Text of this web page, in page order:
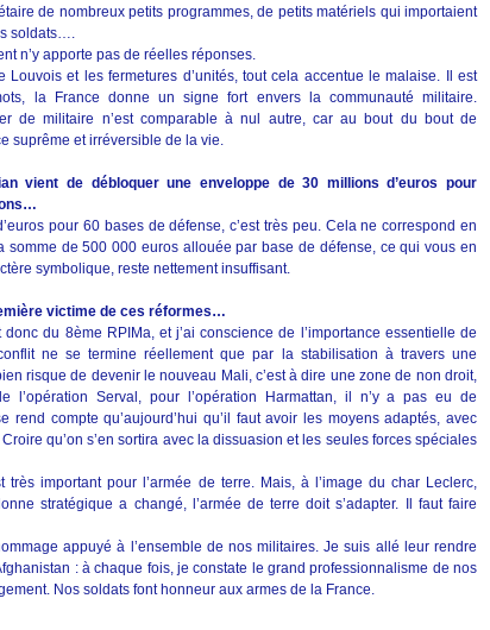
de nombreux petits programmes, de petits matériels qui importaient
soldats….
n’y apporte pas de réelles réponses.
Louvois et les fermetures d’unités, tout cela accentue le malaise. Il est
la France donne un signe fort envers la communauté militaire.
de militaire n’est comparable à nul autre, car au bout du bout de
suprême et irréversible de la vie.
vient de débloquer une enveloppe de 30 millions d’euros pour
pour 60 bases de défense, c’est très peu. Cela ne correspond en
somme de 500 000 euros allouée par base de défense, ce qui vous en
symbolique, reste nettement insuffisant.
victime de ces réformes…
du 8ème RPIMa, et j’ai conscience de l’importance essentielle de
ne se termine réellement que par la stabilisation à travers une
risque de devenir le nouveau Mali, c’est à dire une zone de non droit,
l’opération Serval, pour l’opération Harmattan, il n’y a pas eu de
rend compte qu’aujourd’hui qu’il faut avoir les moyens adaptés, avec
qu’on s’en sortira avec la dissuasion et les seules forces spéciales
très important pour l’armée de terre. Mais, à l’image du char Leclerc,
stratégique a changé, l’armée de terre doit s’adapter. Il faut faire
appuyé à l’ensemble de nos militaires. Je suis allé leur rendre
: à chaque fois, je constate le grand professionnalisme de nos
Nos soldats font honneur aux armes de la France.